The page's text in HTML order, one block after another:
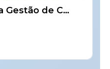
Primeiros Passos na Gestão de Contratos